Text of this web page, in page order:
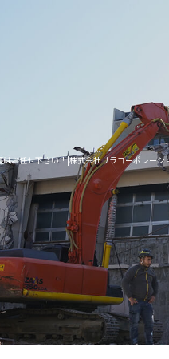
お任せ下さい！|株式会社サラコーポレーシ